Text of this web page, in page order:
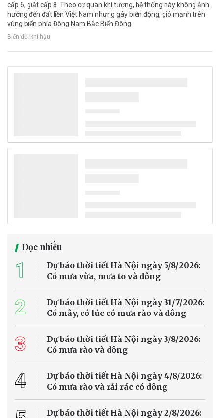
cấp 6, giật cấp 8. Theo cơ quan khí tượng, hệ thống này không ảnh
hưởng đến đất liền Việt Nam nhưng gây biển động, gió mạnh trên
vùng biển phía Đông Nam Bắc Biển Đông.
Biến đổi khí hậu
Thủ tướng Lê Minh Hưng làm Trưởng Ban
Bộ Chính trị quyết định phân công, kiện toàn Ban Chỉ đạo Trung
ương về phát triển khoa học, công nghệ, đổi mới sáng tạo và
chuyển đổi số gồm 31 đồng chí, trong đó Thủ tướng Lê Minh Hưng
làm Trưởng Ban.
Tin trong nước
nước vì nắng nóng cực đoan